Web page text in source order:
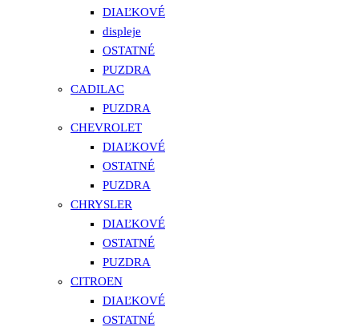
DIAĽKOVÉ
displeje
OSTATNÉ
PUZDRA
CADILAC
PUZDRA
CHEVROLET
DIAĽKOVÉ
OSTATNÉ
PUZDRA
CHRYSLER
DIAĽKOVÉ
OSTATNÉ
PUZDRA
CITROEN
DIAĽKOVÉ
OSTATNÉ